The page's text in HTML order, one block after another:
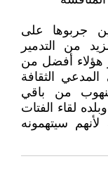
جربوها على
من التدمير
هؤلاء أفضل من
الثقافة
من باقي
لقاء الفتات
لأنهم سيتهمونه